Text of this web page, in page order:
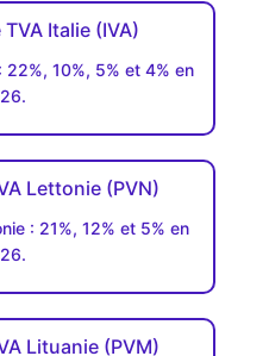
Italie (IVA)
10%, 5% et 4% en
Lettonie (PVN)
: 21%, 12% et 5% en
Lituanie (PVM)